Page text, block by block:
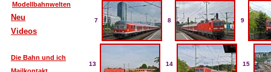
Modellbahnwelten
Neu
Videos
Die Bahn und ich
7 8 9
13 14 15